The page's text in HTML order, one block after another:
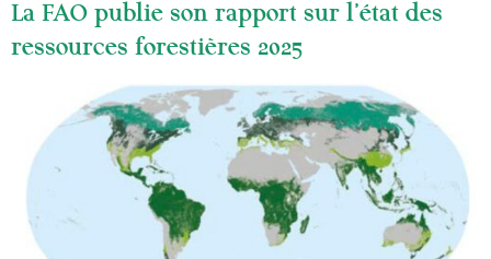
La FAO publie son rapport sur l’état des
ressources forestières 2025